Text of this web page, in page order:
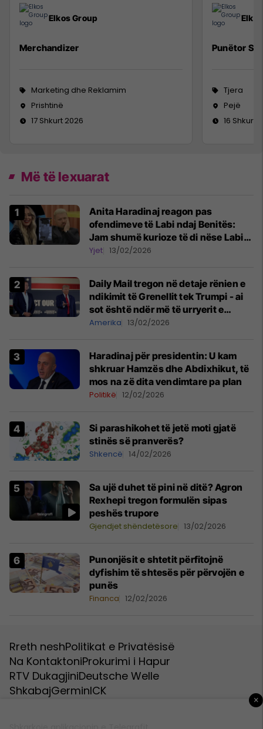
Elkos Group
Merchandizer
Marketing dhe Reklamim
Prishtinë
17 Shkurt 2026
Punëtor
Tjera
Pejë
16 Shkurt
Më të lexuarat
Anita Haradinaj reagon pas
ofendimeve të Labi ndaj Benitës:
Jam shumë kurioze të di nëse Labit
ia kanë paguar botoxin sponsorët
Yjet 13/02/2026
Daily Mail tregon në detaje rënien e
ndikimit të Grenellit tek Trumpi - ai
sot është ndër më të urryerit e
shefes së stafit të presidentit
Amerika 13/02/2026
Haradinaj për presidentin: U kam
shkruar Hamzës dhe Abdixhikut, të
mos na zë dita vendimtare pa plan
Politikë 12/02/2026
Si parashikohet të jetë moti gjatë
stinës së pranverës?
Shkencë 14/02/2026
Sa ujë duhet të pini në ditë? Agron
Rexhepi tregon formulën sipas
peshës trupore
Gjendjet shëndetësore 13/02/2026
Punonjësit e shtetit përfitojnë
dyfishim të shtesës për përvojën e
punës
Financa 12/02/2026
Rreth neshPolitikat e Privatësisë
Na KontaktoniProkurimi i Hapur
RTV DukagjiniDeutsche Welle
ShkabajGerminICK
×